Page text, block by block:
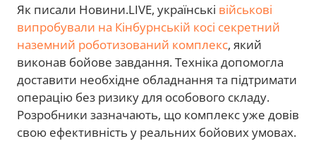
Як писали Новини.LIVE, українські військові
випробували на Кінбурнській косі секретний
наземний роботизований комплекс, який
виконав бойове завдання. Техніка допомогла
доставити необхідне обладнання та підтримати
операцію без ризику для особового складу.
Розробники зазначають, що комплекс уже довів
свою ефективність у реальних бойових умовах.